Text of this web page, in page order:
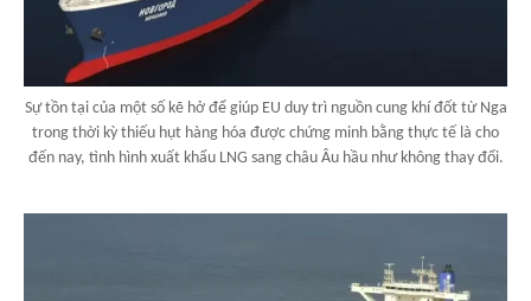
Sự tồn tại của một số kẽ hở để giúp EU duy trì nguồn cung khí đốt từ Nga
trong thời kỳ thiếu hụt hàng hóa được chứng minh bằng thực tế là cho
đến nay, tình hình xuất khẩu LNG sang châu Âu hầu như không thay đổi.